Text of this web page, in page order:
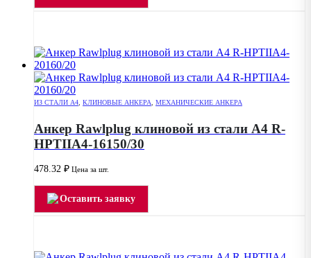
ИЗ СТАЛИ А4 КЛИНОВЫЕ АНКЕРА МЕХАНИЧЕСКИЕ АНКЕРА
Анкер Rawlplug клиновой из стали А4 R-
HPTIIA4-16150/30
478.32 ₽ Цена за шт.
Оставить заявку